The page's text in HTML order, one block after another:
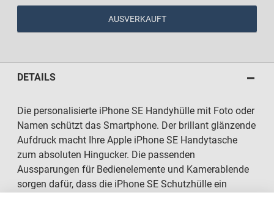
AUSVERKAUFT
DETAILS
Die personalisierte iPhone SE Handyhülle mit Foto oder
Namen schützt das Smartphone. Der brillant glänzende
Aufdruck macht Ihre Apple iPhone SE Handytasche
zum absoluten Hingucker. Die passenden
Aussparungen für Bedienelemente und Kamerablende
sorgen dafür, dass die iPhone SE Schutzhülle ein